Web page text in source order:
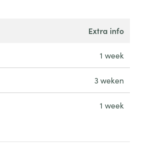
extra info
1 week
3 weken
1 week